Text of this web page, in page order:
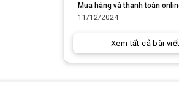
Mua hàng và thanh toán
11/12/2024
Xem tất cả bài viết